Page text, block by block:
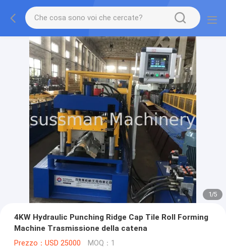
2/5
4KW Hydraulic Punching Ridge Cap Tile Roll Forming
Machine Trasmissione della catena
Prezzo：USD 25000 MOQ：1